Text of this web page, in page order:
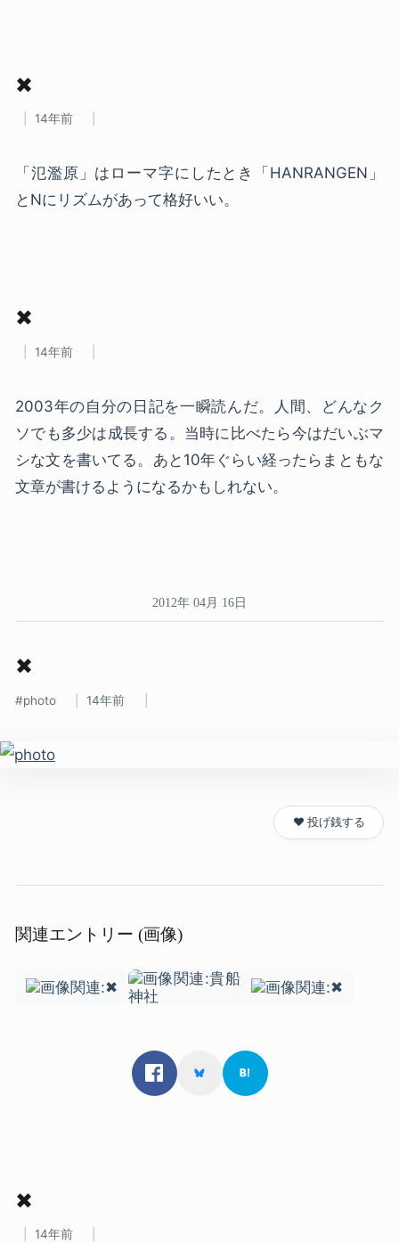
✖
14年前
「氾濫原」はローマ字にしたとき「HANRANGEN」
とNにリズムがあって格好いい。
✖
14年前
2003年の自分の日記を一瞬読んだ。人間、どんなク
ソでも多少は成長する。当時に比べたら今はだいぶマ
シな文を書いてる。あと10年ぐらい経ったらまともな
文章が書けるようになるかもしれない。
2012年 04月 16日
✖
photo 14年前
❤️ 投げ銭する
関連エントリー (画像)
✖
14年前